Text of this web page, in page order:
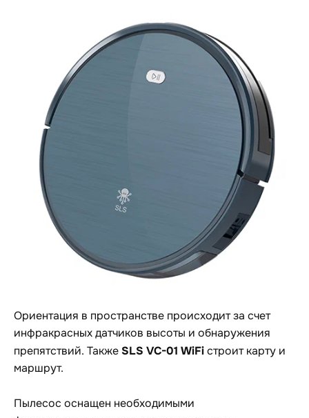
Ориентация в пространстве происходит за счет
инфракрасных датчиков высоты и обнаружения
препятствий. Также SLS VC-01 WiFi строит карту и
маршрут.
Пылесос оснащен необходимыми